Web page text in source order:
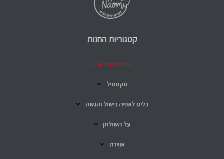
קטגוריות החנות
מתחדשים באביב
טקסטיל
כלים לאפיה בישול והגשה
על השולחן
אווירה